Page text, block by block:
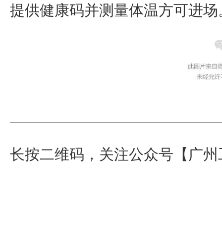
提供健康码并测量体温方可进场
长按二维码，关注公众号【广